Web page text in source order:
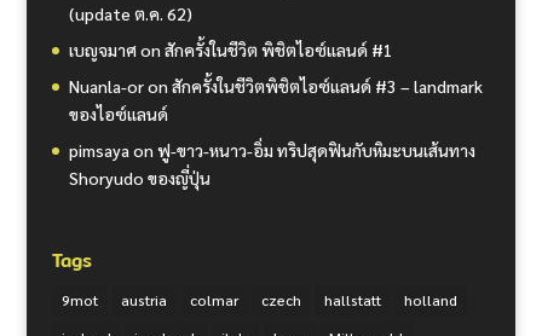
(update ต.ค. 62)
เบญจมาศon สักครั้งในชีวิต พิชิตไอซ์แลนด์ #1
Nuanla-oron สักครั้งในชีวิตพิชิตไอซ์แลนด์ #3 – landmark
ของไอซ์แลนด์
pimsaya on ฟู-ขาว-หนาว-อิ่ม ทริปสุดฟินกับหิมะบนเส้นทาง
Shoryudo ของญี่ปุ่น
Tags
9mot austria colmar czech hallstatt
holland